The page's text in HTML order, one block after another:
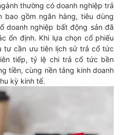
thường có doanh nghiệp trả
gồm ngân hàng, tiêu dùng
doanh nghiệp bất động sản đã
ổn định. Khi lựa chọn cổ phiếu
tư cần ưu tiên lịch sử trả cổ tức
tiếp, tỷ lệ chi trả cổ tức bền
tiền, cùng nền tảng kinh doanh
kỳ kinh tế.